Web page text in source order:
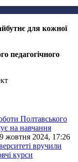
для кожної
педагогічного
Полтавського
на навчання
9 жовтня 2024, 17:26
вручили
курси